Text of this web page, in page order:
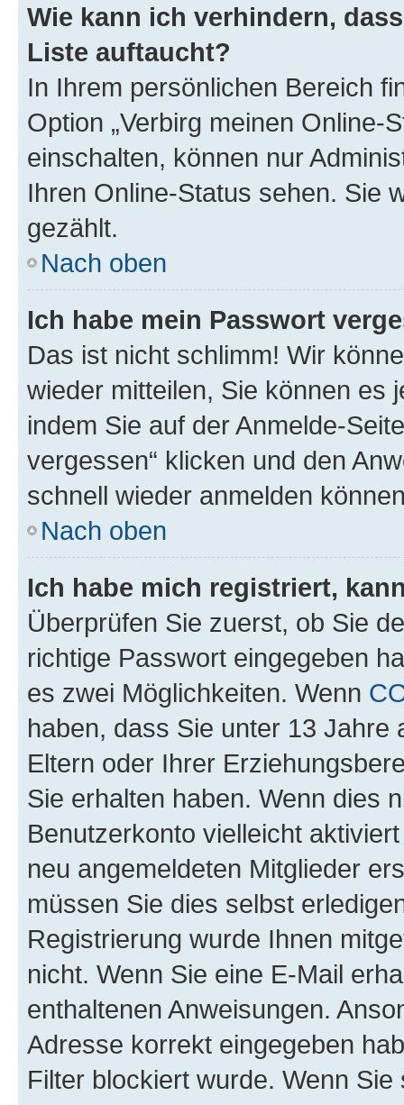
Wie kann ich verhindern,
Liste auftaucht?
In Ihrem persönlichen Bereich
Option „Verbirg meinen Online-
einschalten, können nur
Ihren Online-Status sehen. Sie
gezählt.
Nach oben
Ich habe mein Passwort
Das ist nicht schlimm! Wir
wieder mitteilen, Sie können es
indem Sie auf der Anmelde-
vergessen“ klicken und den
schnell wieder anmelden
Nach oben
Ich habe mich registriert,
Überprüfen Sie zuerst, ob Sie
richtige Passwort eingegeben
es zwei Möglichkeiten. Wenn
haben, dass Sie unter 13 Jahre
Eltern oder Ihrer
Sie erhalten haben. Wenn dies
Benutzerkonto vielleicht
neu angemeldeten Mitglieder
müssen Sie dies selbst
Registrierung wurde Ihnen
nicht. Wenn Sie eine E-Mail
enthaltenen Anweisungen.
Adresse korrekt eingegeben
Filter blockiert wurde. Wenn